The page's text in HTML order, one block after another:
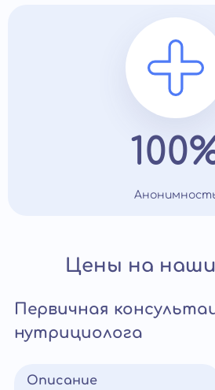
Цены на наши
Первичная
нутрициолога
Описание